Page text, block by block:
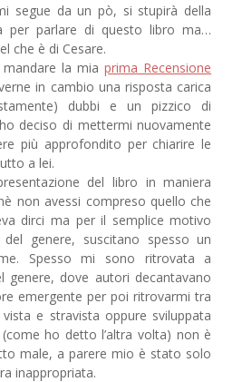
segue da un pò, si stupirà della
per parlare di questo libro ma…
che è di Cesare.
la miaprima Recensione
in cambio una risposta carica
dubbi e un pizzico di
deciso di mettermi nuovamente
più approfondito per chiarire le
a lei.
del libro in maniera
non avessi compreso quello che
dirci ma per il semplice motivo
genere, suscitano spesso un
Spesso mi sono ritrovata a
genere, dove autori decantavano
emergente per poi ritrovarmi tra
e stravista oppure sviluppata
ho detto l’altra volta) non è
male, a parere mio è stato solo
inappropriata.